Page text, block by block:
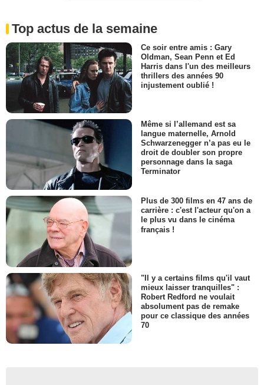
Top actus de la semaine
Ce soir entre amis : Gary
Oldman, Sean Penn et Ed
Harris dans l'un des meilleurs
thrillers des années 90
injustement oublié !
Même si l’allemand est sa
langue maternelle, Arnold
Schwarzenegger n’a pas eu le
droit de doubler son propre
personnage dans la saga
Terminator
Plus de 300 films en 47 ans de
carrière : c'est l'acteur qu'on a
le plus vu dans le cinéma
français !
"Il y a certains films qu'il vaut
mieux laisser tranquilles" :
Robert Redford ne voulait
absolument pas de remake
pour ce classique des années
70